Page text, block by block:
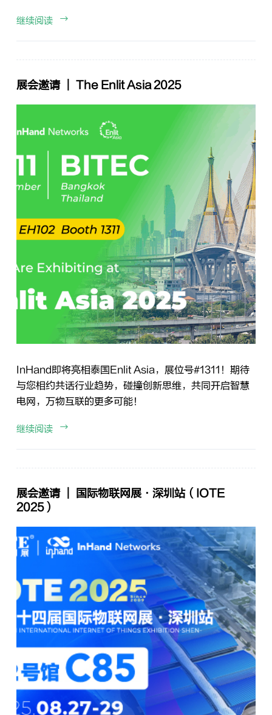
继续阅读
展会邀请 ｜ The Enlit Asia 2025
InHand即将亮相泰国Enlit Asia，展位号#1311！期待
与您相约共话行业趋势，碰撞创新思维，共同开启智慧
电网，万物互联的更多可能！
继续阅读
展会邀请 ｜ 国际物联网展·深圳站（IOTE
2025）